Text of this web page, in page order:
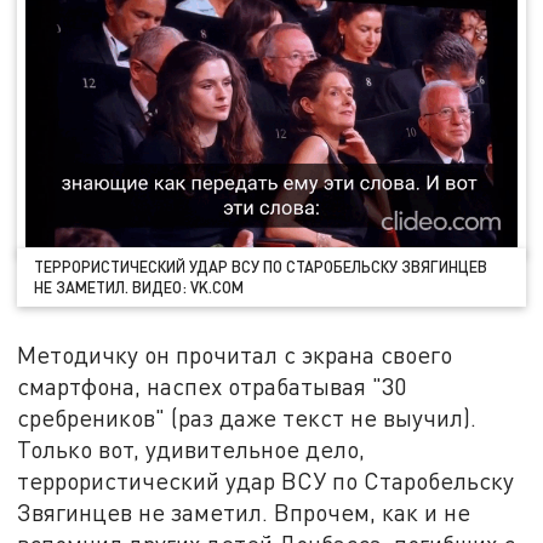
ТЕРРОРИСТИЧЕСКИЙ УДАР ВСУ ПО СТАРОБЕЛЬСКУ ЗВЯГИНЦЕВ
НЕ ЗАМЕТИЛ. ВИДЕО: VK.COM
Методичку он прочитал с экрана своего
смартфона, наспех отрабатывая "30
сребреников" (раз даже текст не выучил).
Только вот, удивительное дело,
террористический удар ВСУ по Старобельску
Звягинцев не заметил. Впрочем, как и не